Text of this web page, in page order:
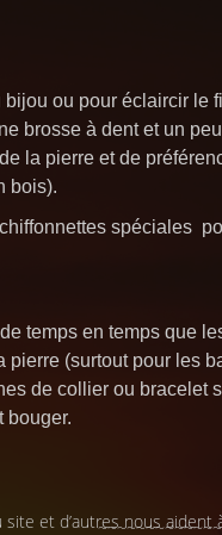
ou pour éclaircir le
brosse à dent et un
la pierre et de
bois).
spéciales
temps en temps que
pierre (surtout pour les
de collier ou bracelet
bouger.
et d’autres nous